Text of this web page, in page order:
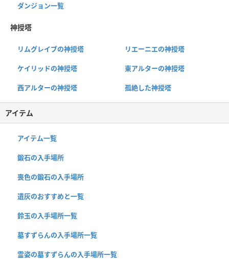
ダンジョン一覧
神授塔
リムグレイブの神授塔 リエーニエの神授塔
ケイリッドの神授塔 東アルターの神授塔
西アルターの神授塔 孤絶した神授塔
アイテム
アイテム一覧
鍛石の入手場所
喪色の鍛石の入手場所
遺灰のおすすめと一覧
鈴玉の入手場所一覧
墓すずらんの入手場所一覧
霊姿の墓すずらんの入手場所一覧